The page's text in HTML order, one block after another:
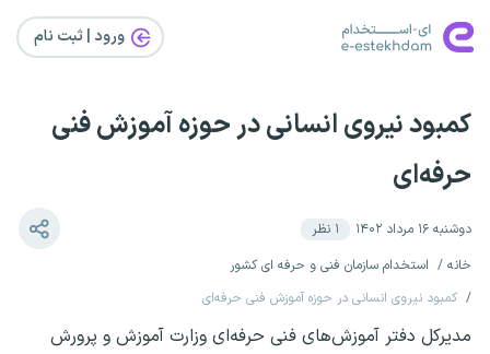
ورود | ثبت‌ نام
کمبود نیروی انسانی در حوزه آموزش فنی
حرفه‌ای
دوشنبه ۱۶ مرداد ۱۴۰۲ ۱ نظر
خانه
استخدام سازمان فنی و حرفه ای کشور
کمبود نیروی انسانی در حوزه آموزش فنی حرفه‌ای
مدیرکل دفتر آموزش‌های فنی حرفه‌ای وزارت آموزش و پرورش